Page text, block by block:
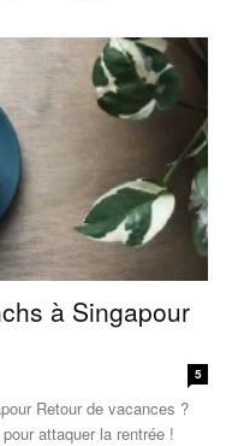
à Singapour
5
Retour de vacances ?
attaquer la rentrée !